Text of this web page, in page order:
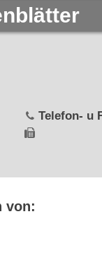
Telefon- u
von: